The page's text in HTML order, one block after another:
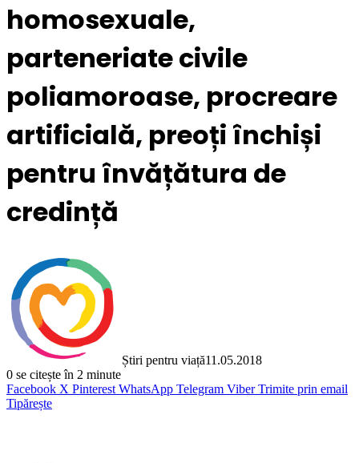
homosexuale,
parteneriate civile
poliamoroase, procreare
artificială, preoți închiși
pentru învățătura de
credință
Știri pentru viață11.05.2018
0 se citește în 2 minute
Facebook X Pinterest WhatsApp Telegram Viber Trimite prin email
Tipărește